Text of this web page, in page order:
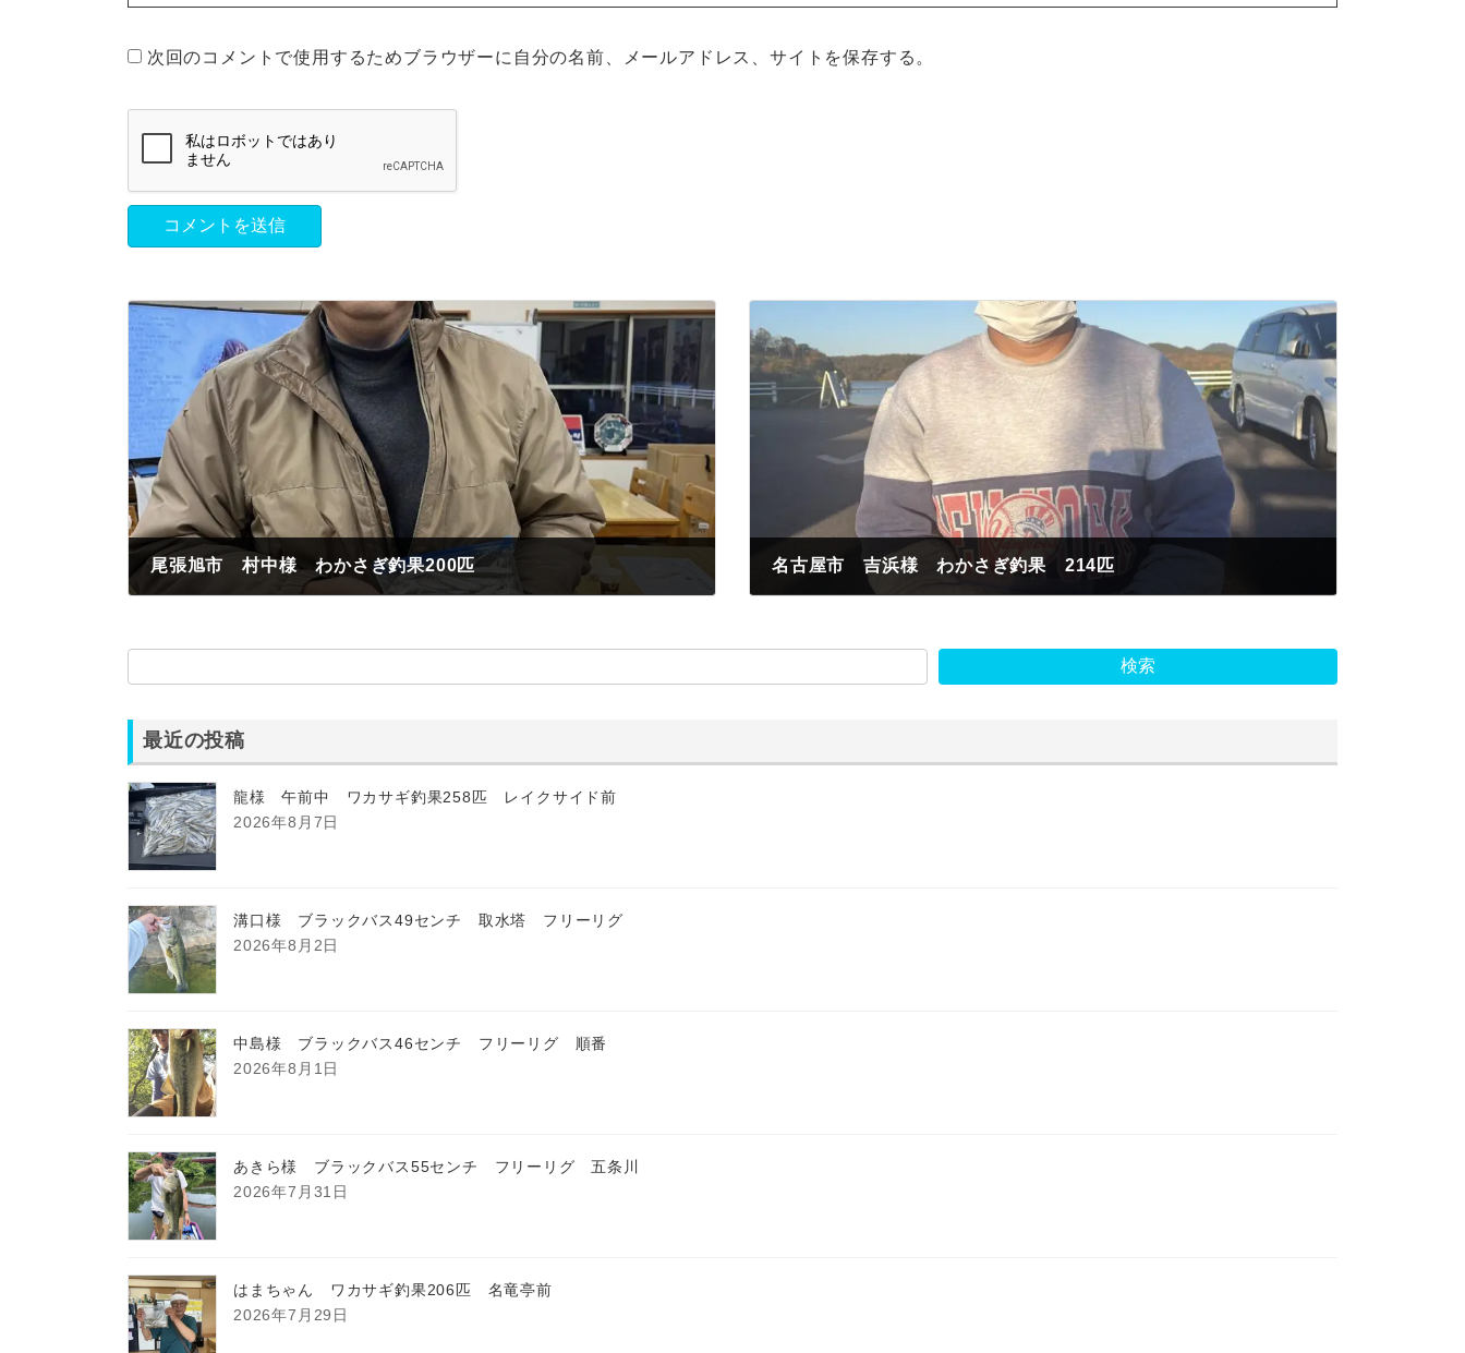
次回のコメントで使用するためブラウザーに自分の名前、メールアドレス、サイトを保存する。
尾張旭市 村中様 わかさぎ釣果200匹 名古屋市 吉浜様 わかさぎ釣果 214匹
検索
最近の投稿
龍様 午前中 ワカサギ釣果258匹 レイクサイド前
2026年8月7日
溝口様 ブラックバス49センチ 取水塔 フリーリグ
2026年8月2日
中島様 ブラックバス46センチ フリーリグ 順番
2026年8月1日
あきら様 ブラックバス55センチ フリーリグ 五条川
2026年7月31日
はまちゃん ワカサギ釣果206匹 名竜亭前
2026年7月29日